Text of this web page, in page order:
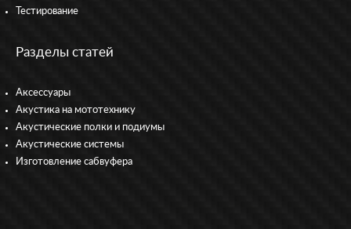
Тестирование
Разделы статей
Аксессуары
Акустика на мототехнику
Акустические полки и подиумы
Акустические системы
Изготовление сабвуфера